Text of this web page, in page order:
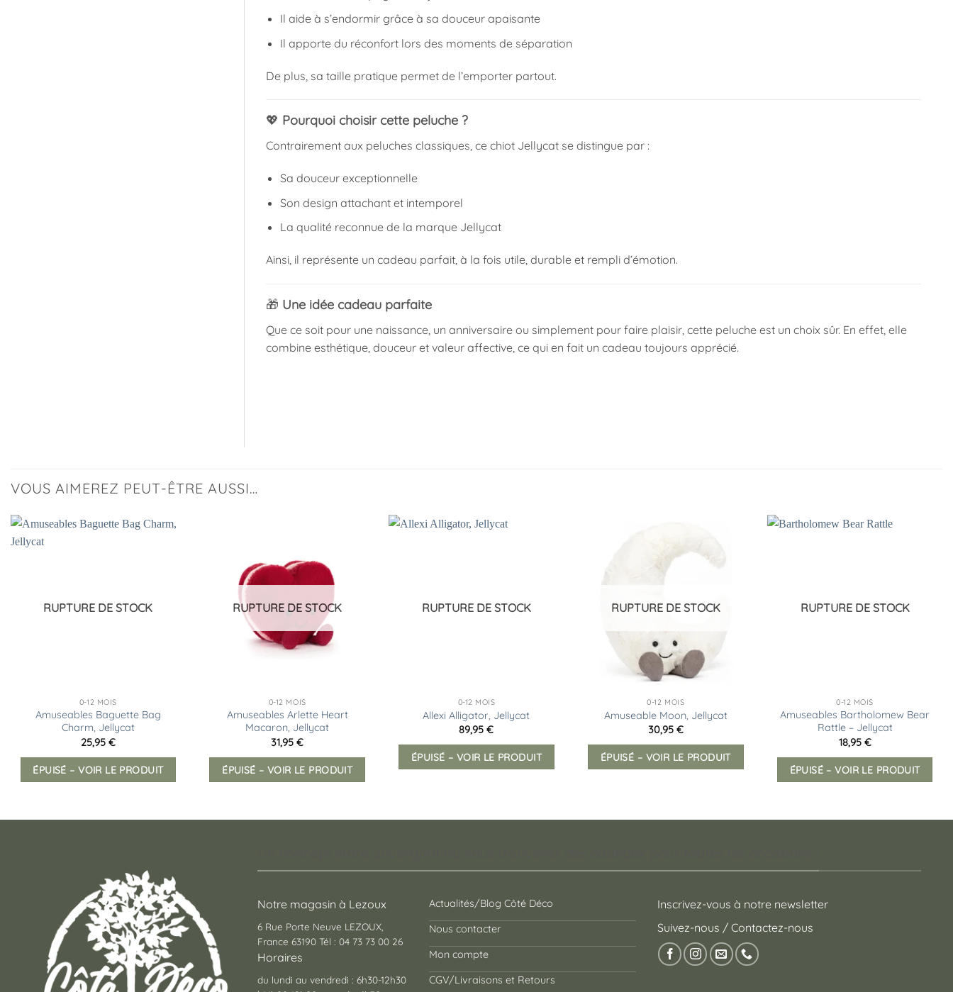
Il aide à s’endormir grâce à sa douceur apaisante
Il apporte du réconfort lors des moments de séparation
De plus, sa taille pratique permet de l’emporter partout.
💖 Pourquoi choisir cette peluche ?
Contrairement aux peluches classiques, ce chiot Jellycat se distingue par :
Sa douceur exceptionnelle
Son design attachant et intemporel
La qualité reconnue de la marque Jellycat
Ainsi, il représente un cadeau parfait, à la fois utile, durable et rempli d’émotion.
🎁 Une idée cadeau parfaite
Que ce soit pour une naissance, un anniversaire ou simplement pour faire plaisir, cette peluche est un choix sûr. En effet, elle
combine esthétique, douceur et valeur affective, ce qui en fait un cadeau toujours apprécié.
VOUS AIMEREZ PEUT-ÊTRE AUSSI…
RUPTURE DE STOCK
0-12 MOIS
Amuseables Baguette Bag
Charm, Jellycat
25,95 €
ÉPUISÉ – VOIR LE PRODUIT
d’envies
RUPTURE DE STOCK
0-12 MOIS
Amuseables Arlette Heart
Macaron, Jellycat
31,95€
ÉPUISÉ – VOIR LE PRODUIT
RUPTURE DE STOCK
0-12 MOIS
Allexi Alligator, Jellycat
89,95€
ÉPUISÉ – VOIR LE PRODUIT
RUPTURE DE STOCK
0-12 MOIS
Amuseable Moon, Jellycat
30,95 €
ÉPUISÉ – VOIR LE PRODUIT
RUPTURE DE STOCK
0-12 MOIS
Amuseables Bartholomew Bear
Rattle – Jellycat
18,95 €
ÉPUISÉ – VOIR LE PRODUIT
Notre magasin à Lezoux
6 Rue Porte Neuve LEZOUX,
France 63190 Tél : 04 73 73 00 26
Horaires
du lundi au vendredi : 6h30-12h30
Actualités/Blog Côté Déco
Nous contacter
Mon compte
CGV/Livraisons et Retours
Inscrivez-vous à notre newsletter
Suivez-nous / Contactez-nous